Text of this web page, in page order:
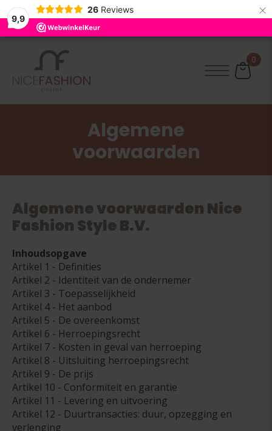
9,9
26 Reviews ×
0
Algemene
voorwaarden
Algemene voorwaarden Nice
Fashion Style B.V.
Inhoudsopgave
Artikel 1 - Definities
Artikel 2 - Identiteit van de ondernemer
Artikel 3 - Toepasselijkheid
Artikel 4 - Het aanbod
Artikel 5 - De overeenkomst
Artikel 6 - Herroepingsrecht
Artikel 7 - Kosten in geval van herroeping
Artikel 8 - Uitsluiting herroepingsrecht
Artikel 9 - De prijs
Artikel 10 - Conformiteit en garantie
Artikel 11 - Levering en uitvoering
Artikel 12 - Duurtransacties: duur, opzegging en
verlenging